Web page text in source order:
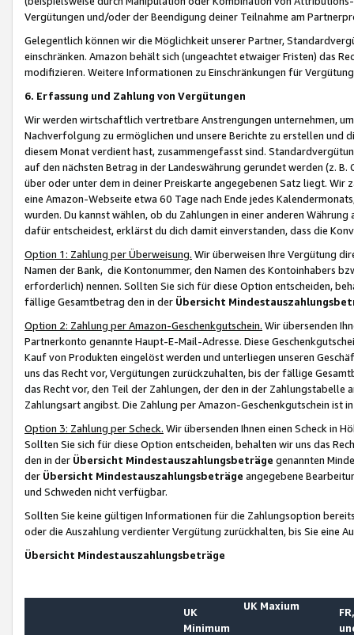
Vergütungen und/oder der Beendigung deiner Teilnahme am
Gelegentlich können wir die Möglichkeit unserer Partner,
einschränken. Amazon behält sich (ungeachtet etwaiger Fristen) das
modifizieren. Weitere Informationen zu Einschränkungen für
6. Erfassung und Zahlung von Vergütungen
Wir werden wirtschaftlich vertretbare Anstrengungen unternehmen,
Nachverfolgung zu ermöglichen und unsere Berichte zu erstellen und
diesem Monat verdient hast, zusammengefasst sind.
auf den nächsten Betrag in der Landeswährung gerundet werden (z.
über oder unter dem in deiner Preiskarte angegebenen Satz liegt.
eine Amazon-Webseite etwa 60 Tage nach Ende jedes
wurden. Du kannst wählen, ob du Zahlungen in einer anderen
dafür entscheidest, erklärst du dich damit einverstanden, dass die
Option 1: Zahlung per Überweisung. Wir überweisen Ihre Vergütung
Namen der Bank, die Kontonummer, den Namen des Kontoinhabers
erforderlich) nennen. Sollten Sie sich für diese Option entscheiden,
fällige Gesamtbetrag den in der Übersicht
Option 2: Zahlung per Amazon-Geschenkgutschein. Wir übersenden
Partnerkonto genannte Haupt-E-Mail-Adresse. Diese
Kauf von Produkten eingelöst werden und unterliegen unseren
uns das Recht vor, Vergütungen zurückzuhalten, bis der fällige
das Recht vor, den Teil der Zahlungen, der den in der
Zahlungsart angibst. Die Zahlung per Amazon-Geschenkgutschein ist
Option 3: Zahlung per Scheck. Wir übersenden Ihnen einen Scheck in
Sollten Sie sich für diese Option entscheiden, behalten wir uns das
den in der Übersicht Mindestauszahlungsbeträge genannten
der Übersicht Mindestauszahlungsbeträge angegebene
und Schweden nicht verfügbar.
Sollten Sie keine gültigen Informationen für die Zahlungsoption
oder die Auszahlung verdienter Vergütung zurückhalten, bis Sie
Übersicht Mindestauszahlungsbeträge
UK
Minimum
UK Maxium